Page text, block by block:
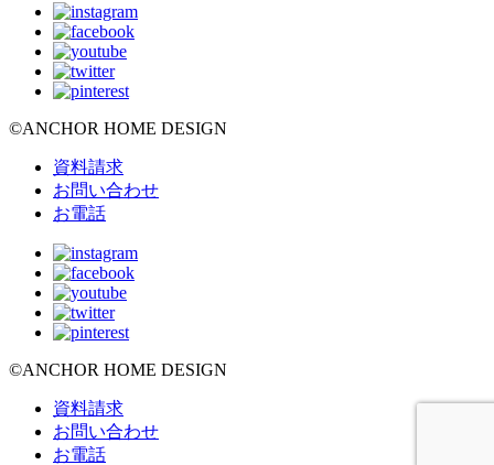
©ANCHOR HOME DESIGN
資料請求
お問い合わせ
お電話
©ANCHOR HOME DESIGN
資料請求
お問い合わせ
お電話